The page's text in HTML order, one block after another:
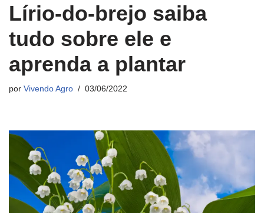
Lírio-do-brejo saiba
tudo sobre ele e
aprenda a plantar
por Vivendo Agro 03/06/2022